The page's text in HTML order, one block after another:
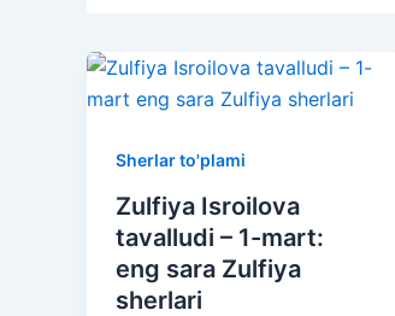
Sherlar to'plami
Zulfiya Isroilova
tavalludi – 1-mart:
eng sara Zulfiya
sherlari